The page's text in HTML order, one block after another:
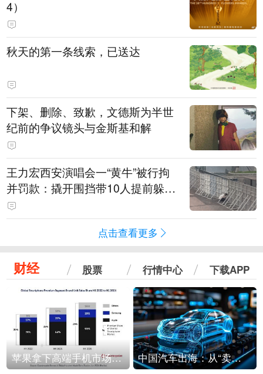
4）
秋天的第一条线索，已送达
下架、删除、致歉，文德斯为半世
纪前的争议镜头与金斯基和解
王力宏西安演唱会一“黄牛”被行拘
并罚款：撬开围挡带10人提前躲进
场馆清洁室，开唱前还没混入观众
席就被抓
点击查看更多
财经 股票 行情中心 下载APP
苹果拿下高端手机市场65%的份额：iPhone 17系列功不可没 中国汽车出海：从“卖出去”到“走进去”